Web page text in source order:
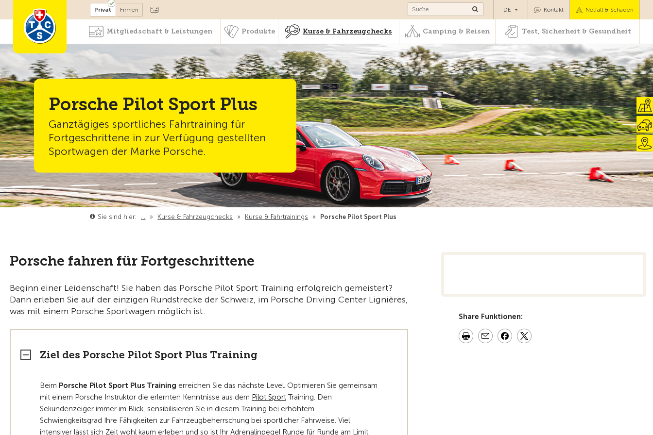
Mitglied werden Kurse & Fahrzeugchecks Camping & Reisen Test, Sicherheit & Gesundheit
Privat Firmen Kontakt Notfall & Schaden
DE
Mitgliedschaft & Leistungen Produkte Kurse & Fahrzeugchecks Camping & Reisen Test, Sicherheit & Gesundheit
Porsche Pilot Sport Plus
Ganztägiges sportliches Fahrtraining für
Fortgeschrittene in zur Verfügung gestellten
Sportwagen der Marke Porsche.
Sie sind hier: … » Kurse & Fahrzeugchecks » Kurse & Fahrtrainings » Porsche Pilot Sport Plus
Porsche fahren für Fortgeschrittene
Beginn einer Leidenschaft! Sie haben das Porsche Pilot Sport Training erfolgreich gemeistert?
Dann erleben Sie auf der einzigen Rundstrecke der Schweiz, im Porsche Driving Center Lignières,
was mit einem Porsche Sportwagen möglich ist.
Ziel des Porsche Pilot Sport Plus Training
Beim Porsche Pilot Sport Plus Training erreichen Sie das nächste Level. Optimieren Sie gemeinsam
mit einem Porsche Instruktor die erlernten Kenntnisse aus dem Pilot Sport Training. Den
Sekundenzeiger immer im Blick, sensibilisieren Sie in diesem Training bei erhöhtem
Schwierigkeitsgrad Ihre Fähigkeiten zur Fahrzeugbeherrschung bei sportlicher Fahrweise. Viel
intensiver lässt sich Zeit wohl kaum erleben und so ist Ihr Adrenalinpegel Runde für Runde am Limit.
Share Funktionen: